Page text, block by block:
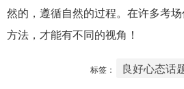
然的，遵循自然的过程。在许多考
方法，才能有不同的视角！
标签： 良好心态话